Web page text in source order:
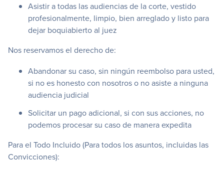
Asistir a todas las audiencias de la corte, vestido
profesionalmente, limpio, bien arreglado y listo para
dejar boquiabierto al juez
Nos reservamos el derecho de:
Abandonar su caso, sin ningún reembolso para usted,
si no es honesto con nosotros o no asiste a ninguna
audiencia judicial
Solicitar un pago adicional, si con sus acciones, no
podemos procesar su caso de manera expedita
Para el Todo Incluido (Para todos los asuntos, incluidas las
Convicciones):